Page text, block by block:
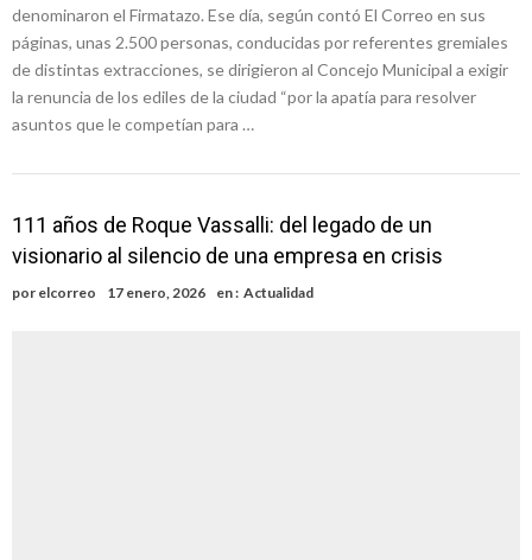
denominaron el Firmatazo. Ese día, según contó El Correo en sus
páginas, unas 2.500 personas, conducidas por referentes gremiales
de distintas extracciones, se dirigieron al Concejo Municipal a exigir
la renuncia de los ediles de la ciudad “por la apatía para resolver
asuntos que le competían para …
111 años de Roque Vassalli: del legado de un
visionario al silencio de una empresa en crisis
por elcorreo 17 enero, 2026 en : Actualidad